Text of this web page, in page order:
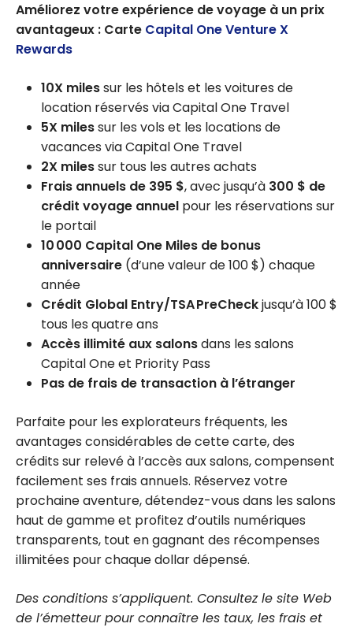
Améliorez votre expérience de voyage à un prix
avantageux : Carte Capital One Venture X
Rewards
10X milessur les hôtels et les voitures de
location réservés via Capital One Travel
5X milessur les vols et les locations de
vacances via Capital One Travel
2X milessur tous les autres achats
Frais annuels de 395 $, avec jusqu’à 300 $ de
crédit voyage annuel pour les réservations sur
le portail
10 000 Capital One Miles de bonus
anniversaire (d’une valeur de 100 $) chaque
année
Crédit Global Entry/TSA PreCheckjusqu’à 100 $
tous les quatre ans
Accès illimité aux salonsdans les salons
Capital One et Priority Pass
Pas de frais de transaction à l’étranger
Parfaite pour les explorateurs fréquents, les
avantages considérables de cette carte, des
crédits sur relevé à l’accès aux salons, compensent
facilement ses frais annuels. Réservez votre
prochaine aventure, détendez-vous dans les salons
haut de gamme et profitez d’outils numériques
transparents, tout en gagnant des récompenses
illimitées pour chaque dollar dépensé.
Des conditions s’appliquent. Consultez le site Web
de l’émetteur pour connaître les taux, les frais et